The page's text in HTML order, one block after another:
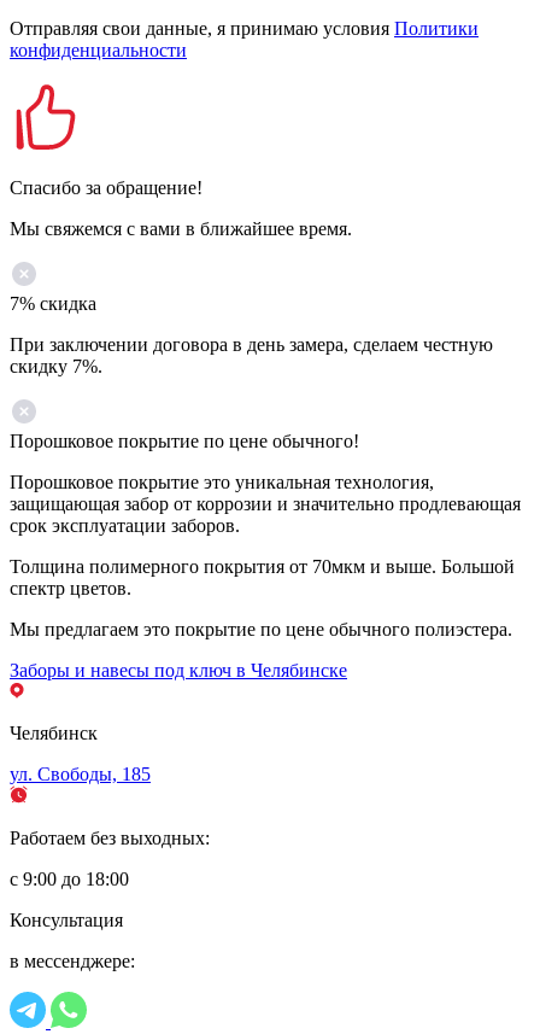
Отправляя свои данные, я принимаю условия Политики
конфиденциальности
Спасибо за обращение!
Мы свяжемся с вами в ближайшее время.
7% скидка
При заключении договора в день замера, сделаем честную
скидку 7%.
Порошковое покрытие по цене обычного!
Порошковое покрытие это уникальная технология,
защищающая забор от коррозии и значительно продлевающая
срок эксплуатации заборов.
Толщина полимерного покрытия от 70мкм и выше. Большой
спектр цветов.
Мы предлагаем это покрытие по цене обычного полиэстера.
Заборы и навесы под ключ в Челябинске
Челябинск
ул. Свободы, 185
Работаем без выходных:
с 9:00 до 18:00
Консультация
в мессенджере: